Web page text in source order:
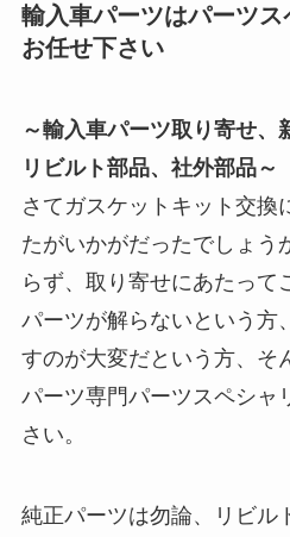
輸入車パーツはパーツ
お任せ下さい
～輸入車パーツ取り寄せ、
リビルト部品、社外部品～
さてガスケットキット交換
たがいかがだったでしょう
らず、取り寄せにあたって
パーツが解らないという方
すのが大変だという方、そ
パーツ専門パーツスペシャ
さい。
純正パーツは勿論、リビル